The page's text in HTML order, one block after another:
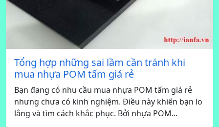
Tổng hợp những sai lầm cần tránh khi
mua nhựa POM tấm giá rẻ
Bạn đang có nhu cầu mua nhựa POM tấm giá rẻ
nhưng chưa có kinh nghiệm. Điều này khiến bạn lo
lắng và tìm cách khắc phục. Bởi nhựa POM...